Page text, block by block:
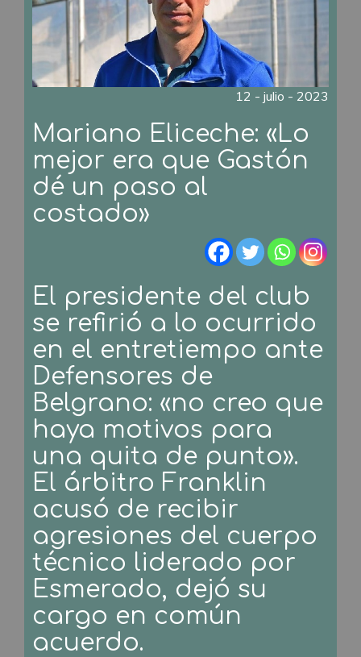
12 - julio - 2023
Mariano Eliceche: «Lo
mejor era que Gastón
dé un paso al
costado»
El presidente del club
se refirió a lo ocurrido
en el entretiempo ante
Defensores de
Belgrano: «no creo que
haya motivos para
una quita de punto».
El árbitro Franklin
acusó de recibir
agresiones del cuerpo
técnico liderado por
Esmerado, dejó su
cargo en común
acuerdo.